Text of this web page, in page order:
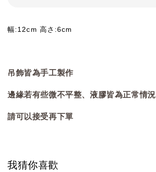
幅:12cm 高さ:6cm
吊飾皆為手工製作
邊緣若有些微不平整、液膠皆為正常情況
請可以接受再下單
我猜你喜歡